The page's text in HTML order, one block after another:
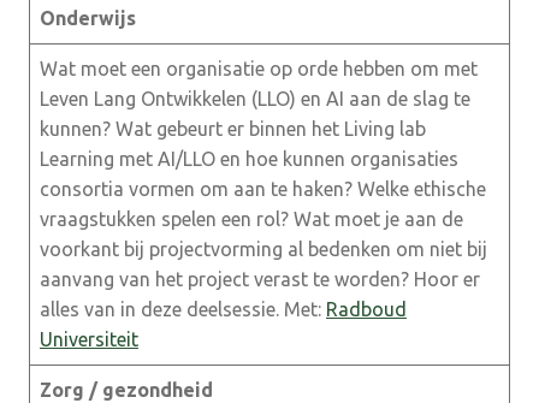
Onderwijs
Wat moet een organisatie op orde hebben om met
Leven Lang Ontwikkelen (LLO) en AI aan de slag te
kunnen? Wat gebeurt er binnen het Living lab
Learning met AI/LLO en hoe kunnen organisaties
consortia vormen om aan te haken? Welke ethische
vraagstukken spelen een rol? Wat moet je aan de
voorkant bij projectvorming al bedenken om niet bij
aanvang van het project verast te worden? Hoor er
alles van in deze deelsessie. Met: Radboud
Universiteit
Zorg / gezondheid